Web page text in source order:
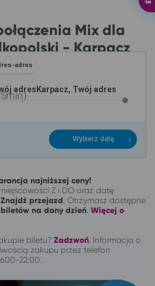
Mix dla
- Karpacz
adres
adres Karpacz, Twój adres
Wybierz datę
najniższej ceny!
miejscowości Z i DO oraz datę
Znajdź przejazd . Otrzymasz dostępne
na dany dzień Więcej o
biletu? Zadzwoń Informacja o
zakupu przez telefon
22:00.